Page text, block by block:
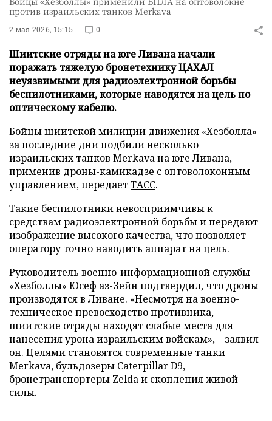
против израильских танков Merkava
2 мая 2026, 15:15 0
Шиитские отряды на юге Ливана начали
поражать тяжелую бронетехнику ЦАХАЛ
неуязвимыми для радиоэлектронной борьбы
беспилотниками, которые наводятся на цель по
оптическому кабелю.
Бойцы шиитской милиции движения «Хезболла»
за последние дни подбили несколько
израильских танков Merkava на юге Ливана,
применив дроны-камикадзе с оптоволоконным
управлением, передаетТАСС.
Такие беспилотники невосприимчивы к
средствам радиоэлектронной борьбы и передают
изображение высокого качества, что позволяет
оператору точно наводить аппарат на цель.
Руководитель военно-информационной службы
«Хезболлы» Юсеф аз-Зейн подтвердил, что дроны
производятся в Ливане. «Несмотря на военно-
техническое превосходство противника,
шиитские отряды находят слабые места для
нанесения урона израильским войскам», – заявил
он. Целями становятся современные танки
Merkava, бульдозеры Caterpillar D9,
бронетранспортеры Zelda и скопления живой
силы.